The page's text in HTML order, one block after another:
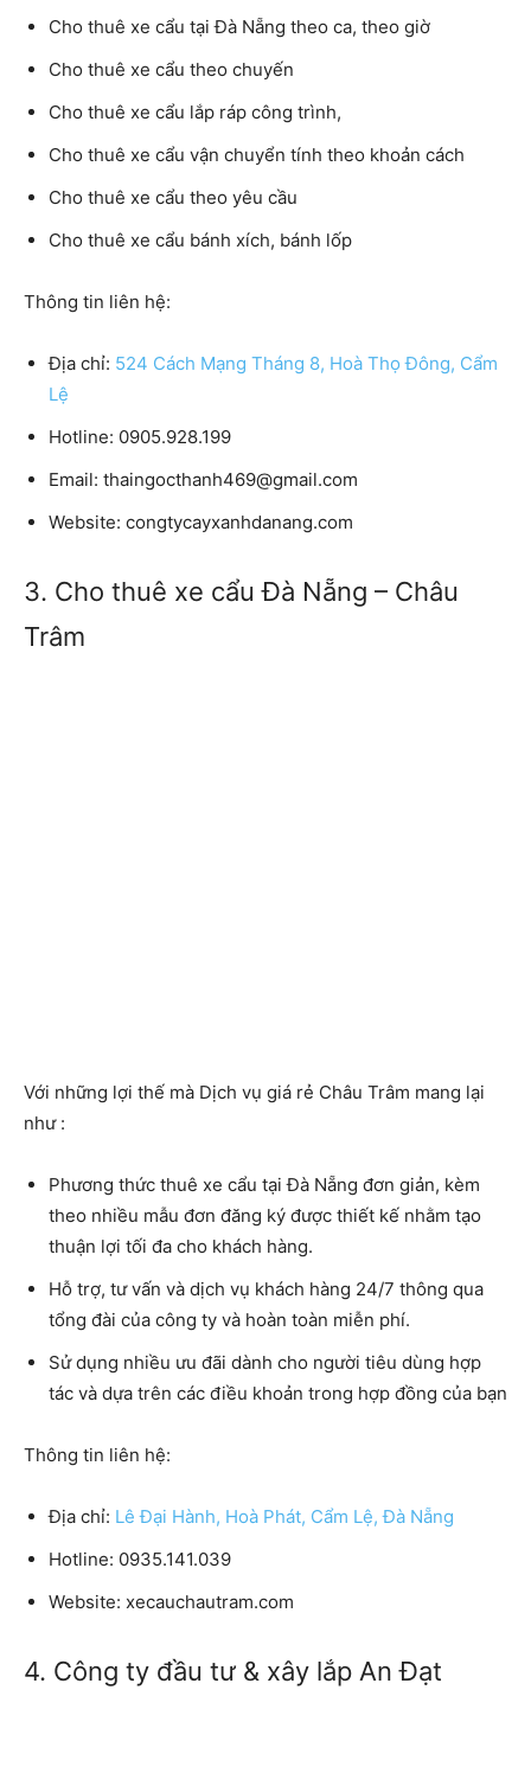
Cho thuê xe cẩu tại Đà Nẵng theo ca, theo giờ
Cho thuê xe cẩu theo chuyến
Cho thuê xe cẩu lắp ráp công trình,
Cho thuê xe cẩu vận chuyển tính theo khoản cách
Cho thuê xe cẩu theo yêu cầu
Cho thuê xe cẩu bánh xích, bánh lốp
Thông tin liên hệ:
Địa chỉ: 524 Cách Mạng Tháng 8, Hoà Thọ Đông, Cẩm
Lệ
Hotline: 0905.928.199
Email: thaingocthanh469@gmail.com
Website: congtycayxanhdanang.com
3. Cho thuê xe cẩu Đà Nẵng – Châu
Trâm
Với những lợi thế mà Dịch vụ giá rẻ Châu Trâm mang lại
như :
Phương thức thuê xe cẩu tại Đà Nẵng đơn giản, kèm
theo nhiều mẫu đơn đăng ký được thiết kế nhằm tạo
thuận lợi tối đa cho khách hàng.
Hỗ trợ, tư vấn và dịch vụ khách hàng 24/7 thông qua
tổng đài của công ty và hoàn toàn miễn phí.
Sử dụng nhiều ưu đãi dành cho người tiêu dùng hợp
tác và dựa trên các điều khoản trong hợp đồng của bạn
Thông tin liên hệ:
Địa chỉ: Lê Đại Hành, Hoà Phát, Cẩm Lệ, Đà Nẵng
Hotline: 0935.141.039
Website: xecauchautram.com
4. Công ty đầu tư & xây lắp An Đạt